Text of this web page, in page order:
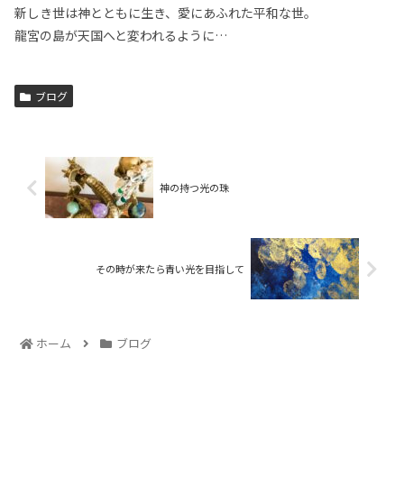
新しき世は神とともに生き、愛にあふれた平和な世。
龍宮の島が天国へと変われるように…
ブログ
神の持つ光の珠
その時が来たら青い光を目指して
ホーム ブログ